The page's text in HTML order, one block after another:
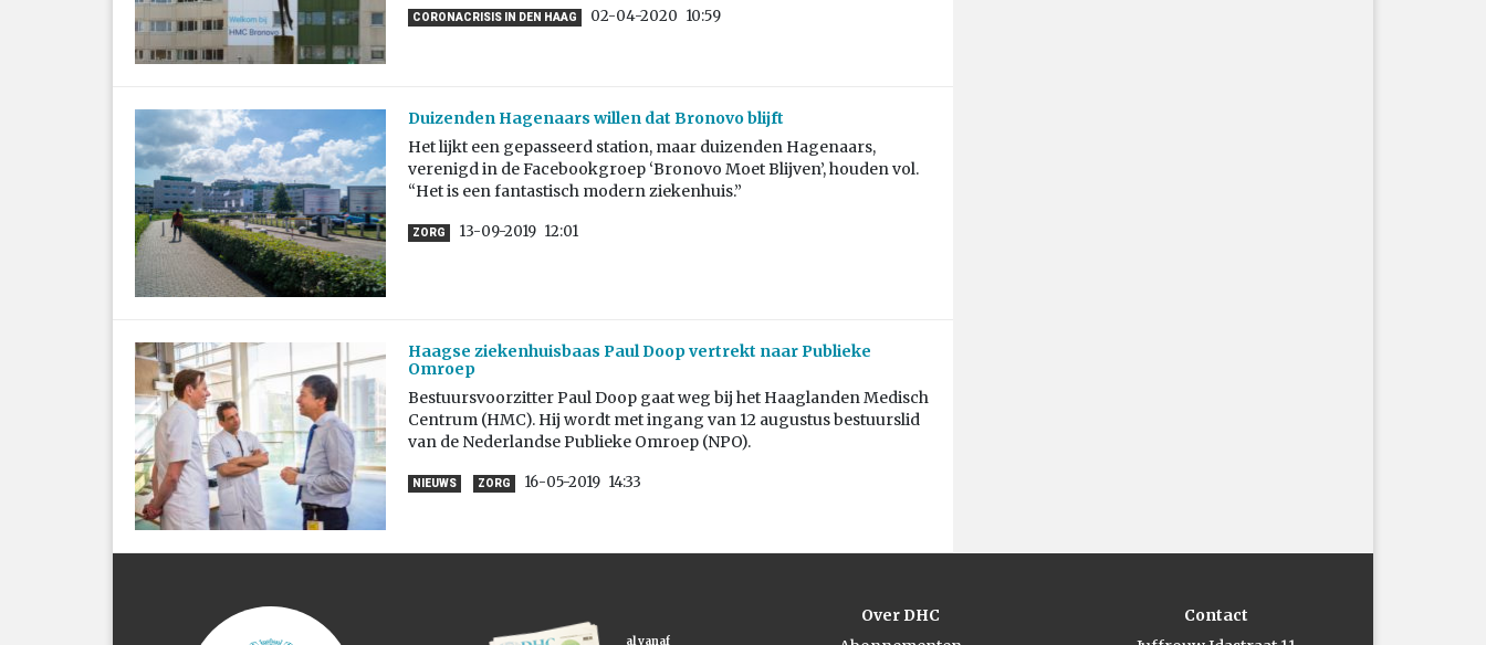
CORONACRISIS IN DEN HAAG 02-04-2020 10:59
Duizenden Hagenaars willen dat Bronovo blijft
Het lijkt een gepasseerd station, maar duizenden Hagenaars,
verenigd in de Facebookgroep ‘Bronovo Moet Blijven’, houden vol.
“Het is een fantastisch modern ziekenhuis.”
ZORG 13-09-2019 12:01
Haagse ziekenhuisbaas Paul Doop vertrekt naar Publieke
Omroep
Bestuursvoorzitter Paul Doop gaat weg bij het Haaglanden Medisch
Centrum (HMC). Hij wordt met ingang van 12 augustus bestuurslid
van de Nederlandse Publieke Omroep (NPO).
NIEUWS ZORG 16-05-2019 14:33
al vanaf
Over DHC
Contact